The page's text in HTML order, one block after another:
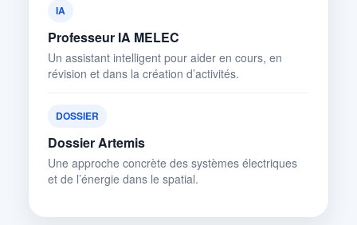
IA
Professeur IA MELEC
Un assistant intelligent pour aider en cours, en
révision et dans la création d’activités.
DOSSIER
Dossier Artemis
Une approche concrète des systèmes électriques
et de l’énergie dans le spatial.